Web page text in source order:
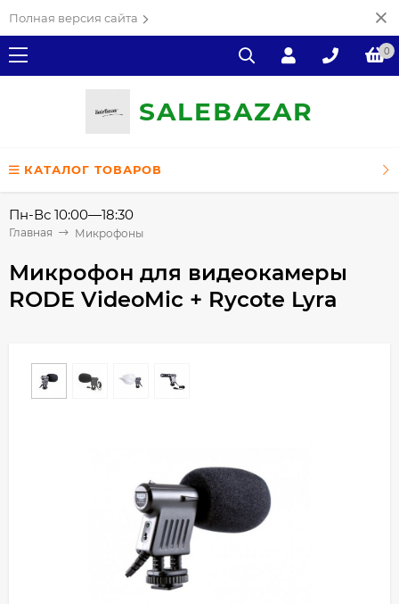
Полная версия сайта
0
SALEВAZAR
КАТАЛОГ ТОВАРОВ
Пн-Вс 10:00—18:30
Главная Микрофоны
Микрофон для видеокамеры
RODE VideoMic + Rycote Lyra